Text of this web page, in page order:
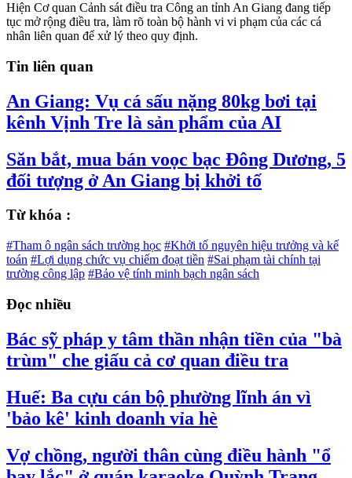
Hiện Cơ quan Cảnh sát điều tra Công an tỉnh An Giang đang tiếp
tục mở rộng điều tra, làm rõ toàn bộ hành vi vi phạm của các cá
nhân liên quan để xử lý theo quy định.
Tin liên quan
An Giang: Vụ cá sấu nặng 80kg bơi tại
kênh Vịnh Tre là sản phẩm của AI
Săn bắt, mua bán voọc bạc Đông Dương, 5
đối tượng ở An Giang bị khởi tố
Từ khóa :
#Tham ô ngân sách trường học #Khởi tố nguyên hiệu trưởng và kế
toán #Lợi dụng chức vụ chiếm đoạt tiền #Sai phạm tài chính tại
trường công lập #Bảo vệ tính minh bạch ngân sách
Đọc nhiều
Bác sỹ pháp y tâm thần nhận tiền của "bà
trùm" che giấu cả cơ quan điều tra
Huế: Ba cựu cán bộ phường lĩnh án vì
'bảo kê' kinh doanh vỉa hè
Vợ chồng, người thân cùng điều hành "ổ